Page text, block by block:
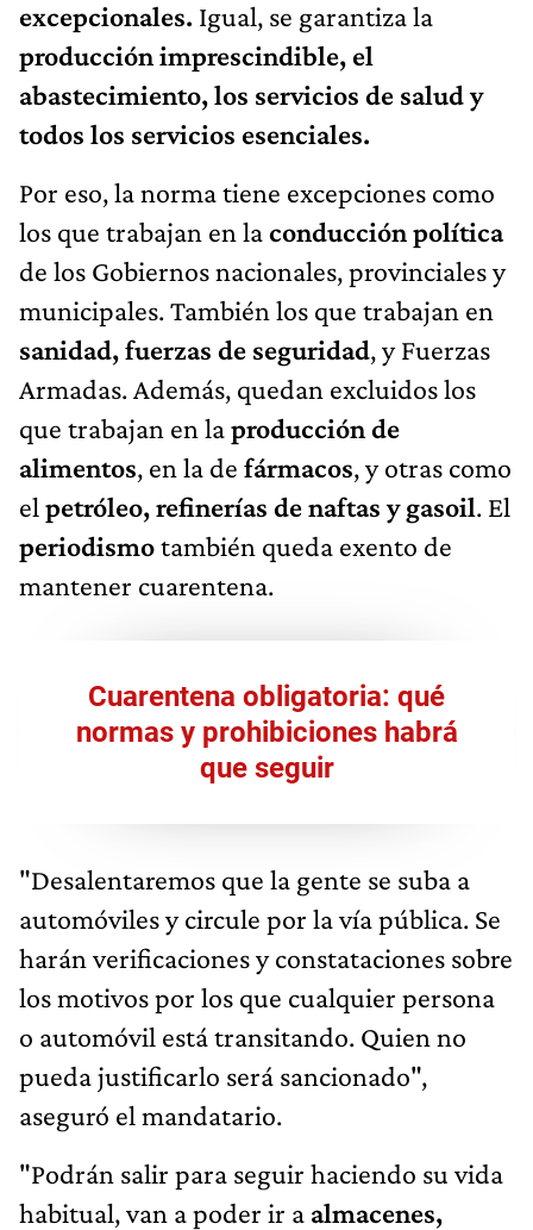
excepcionales. Igual, se garantiza la
producción imprescindible, el
abastecimiento, los servicios de salud y
todos los servicios esenciales.
Por eso, la norma tiene excepciones como
los que trabajan en laconducción política
de los Gobiernos nacionales, provinciales y
municipales. También los que trabajan en
sanidad, fuerzas de seguridad, y Fuerzas
Armadas. Además, quedan excluidos los
que trabajan en laproducción de
alimentos, en la de fármacos, y otras como
el petróleo, refinerías de naftas y gasoil. El
periodismotambién queda exento de
mantener cuarentena.
Cuarentena obligatoria: qué
normas y prohibiciones habrá
que seguir
"Desalentaremos que la gente se suba a
automóviles y circule por la vía pública. Se
harán verificaciones y constataciones sobre
los motivos por los que cualquier persona
o automóvil está transitando. Quien no
pueda justificarlo será sancionado",
aseguró el mandatario.
"Podrán salir para seguir haciendo su vida
habitual, van a poder ir a almacenes,